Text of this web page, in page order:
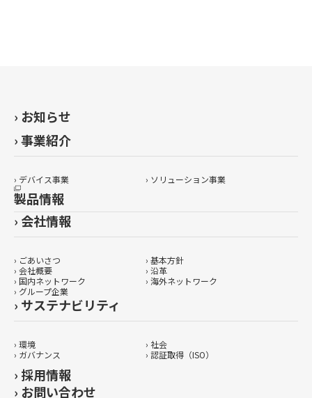
› お知らせ
› 事業紹介
› デバイス事業 › ソリューション事業
製品情報
› 会社情報
› ごあいさつ
› 基本方針
› 会社概要
› 沿革
› 国内ネットワーク
› 海外ネットワーク
› グループ企業
› サステナビリティ
› 環境
› 社会
› ガバナンス
› 認証取得（ISO）
› 採用情報
› お問い合わせ